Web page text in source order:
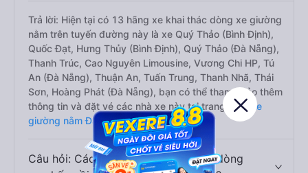
Trả lời: Hiện tại có 13 hãng xe khai thác dòng xe giường
nằm trên tuyến đường này là xe Quý Thảo (Bình Định),
Quốc Đạt, Hưng Thủy (Bình Định), Quý Thảo (Đà Nẵng),
Thanh Trúc, Cao Nguyên Limousine, Vương Chi HP, Tú
An (Đà Nẵng), Thuận An, Tuấn Trung, Thanh Nhã, Thái
Sơn, Hoàng Phát (Đà Nẵng), bạn có thể tham khảo thêm
thông tin và đặt vé các nhà xe này tại trang này:
Xe
giường nằm Đắk Lắk đi Bình Định
Câu hỏi: Các hãng xe nào khai thác dòng